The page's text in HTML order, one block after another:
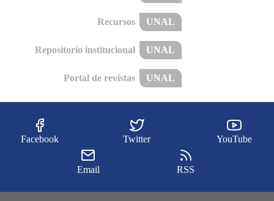
Recursos UNAL
Repositorio institucional UNAL
Portal de revistas UNAL
Facebook Twitter YouTube
Email RSS